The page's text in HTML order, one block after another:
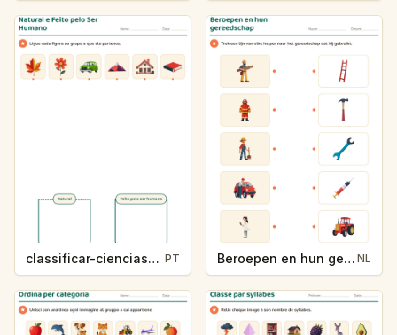
classificar-ciencias-k214-5 PT Beroepen en hun gereedschap NL